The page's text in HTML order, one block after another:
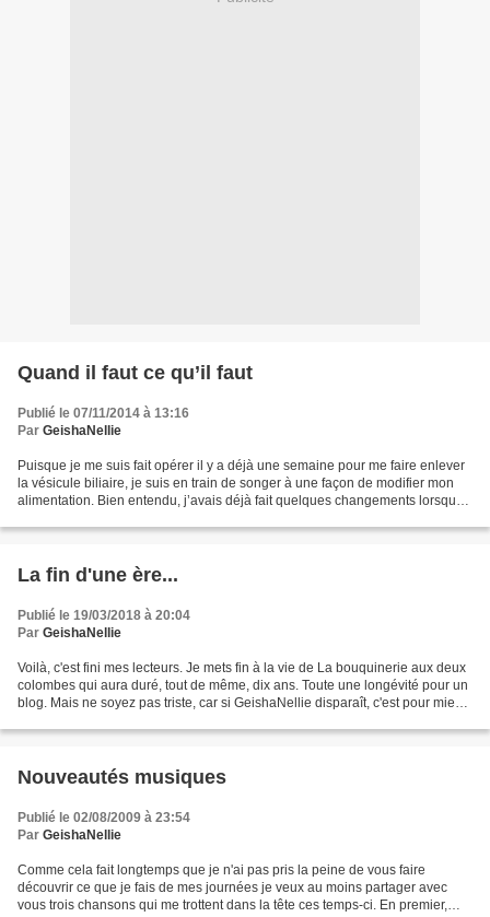
Quand il faut ce qu’il faut
Publié le 07/11/2014 à 13:16
Par GeishaNellie
Puisque je me suis fait opérer il y a déjà une semaine pour me faire enlever
la vésicule biliaire, je suis en train de songer à une façon de modifier mon
alimentation. Bien entendu, j’avais déjà fait quelques changements lorsque
La fin d'une ère...
Publié le 19/03/2018 à 20:04
Par GeishaNellie
Voilà, c'est fini mes lecteurs. Je mets fin à la vie de La bouquinerie aux deux
colombes qui aura duré, tout de même, dix ans. Toute une longévité pour un
blog. Mais ne soyez pas triste, car si GeishaNellie disparaît, c'est pour mieux
Nouveautés musiques
Publié le 02/08/2009 à 23:54
Par GeishaNellie
Comme cela fait longtemps que je n'ai pas pris la peine de vous faire
découvrir ce que je fais de mes journées je veux au moins partager avec
vous trois chansons qui me trottent dans la tête ces temps-ci. En premier,